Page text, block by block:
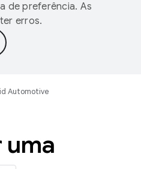
de preferência. As
erros.
Automotive